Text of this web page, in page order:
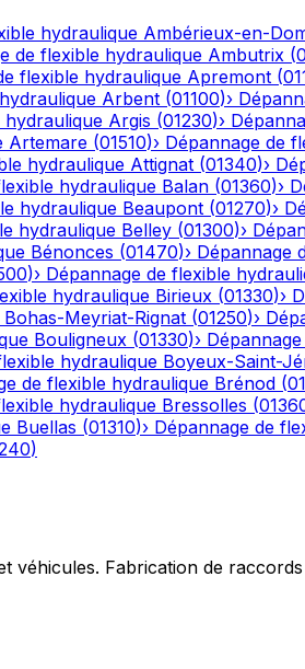
hydraulique Ambérieux-en-
de flexible hydraulique Ambutrix (
flexible hydraulique Apremont (
Arbent (01100)›
hydraulique Argis (01230)›
Artemare (01510)› Dépannage de
hydraulique Attignat (01340)›
hydraulique Balan (01360)›
hydraulique Beaupont (01270)›
hydraulique Belley (01300)›
Bénonces (01470)› Dépannage
)› Dépannage de flexible
hydraulique Birieux (01330)›
Bohas-Meyriat-Rignat (01250)›
Bouligneux (01330)›
hydraulique Boyeux-Saint-
de flexible hydraulique Brénod (
hydraulique Bressolles (
Buellas (01310)› Dépannage de
)
Fabrication de